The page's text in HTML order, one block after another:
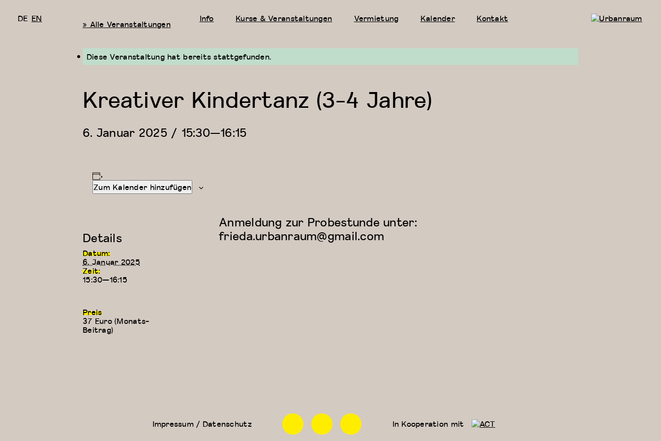
Info Kurse & Veranstaltungen Vermietung Kalender Kontakt
DE EN « Alle Veranstaltungen
Diese Veranstaltung hat bereits stattgefunden.
Kreativer Kindertanz (3-4 Jahre)
6. Januar 2025 / 15:30—16:15
Anmeldung zur Probestunde unter:
frieda.urbanraum@gmail.com
Zum Kalender hinzufügen
Details
Datum:
6. Januar 2025
Zeit:
15:30—16:15
Preis
37 Euro (Monats-
Beitrag)
Impressum / Datenschutz
FacebookInstagramLinkedin
In Kooperation mit